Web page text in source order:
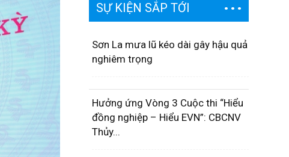
SỰ KIỆN SẮP TỚI
Sơn La mưa lũ kéo dài gây hậu quả
nghiêm trọng
Hưởng ứng Vòng 3 Cuộc thi “Hiểu
đồng nghiệp – Hiểu EVN”: CBCNV
Thủy...